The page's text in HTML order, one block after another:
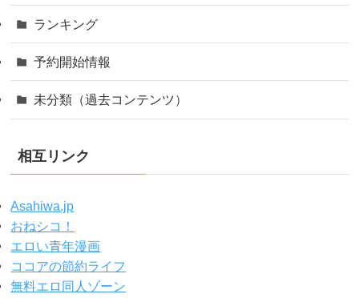
ランキング
予約開始情報
未分類（過去コンテンツ）
相互リンク
Asahiwa.jp
おねシコ！
エロい青年漫画
ココアの節約ライフ
無料エロ同人ゾーン